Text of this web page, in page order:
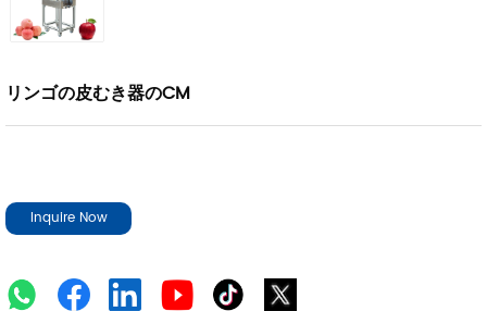
リンゴの皮むき器のCM
Inquire Now